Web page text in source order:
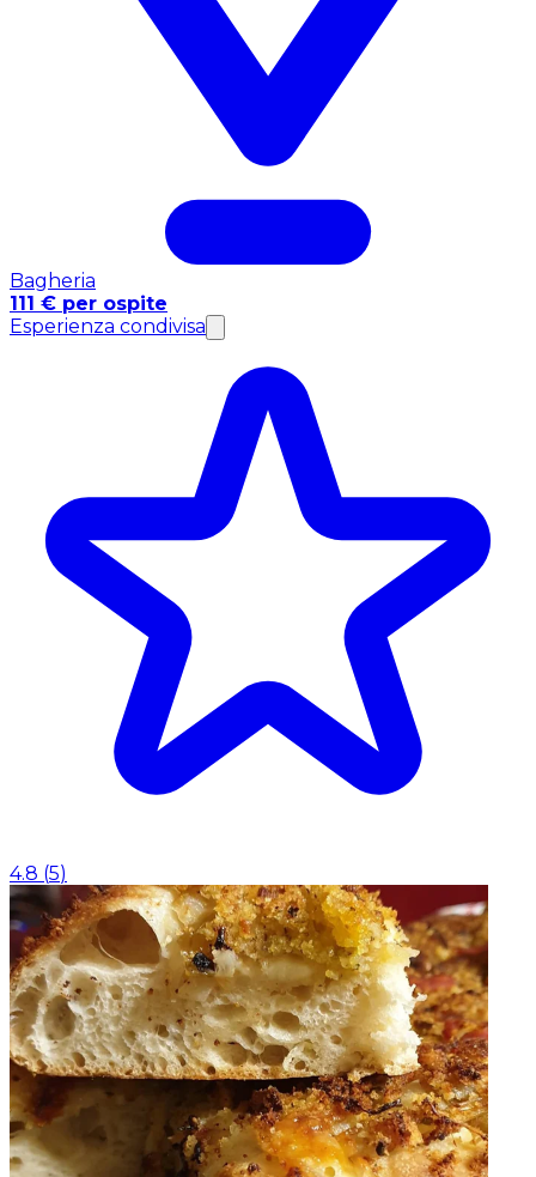
Bagheria
111 € per ospite
Esperienza condivisa
4.8 (5)